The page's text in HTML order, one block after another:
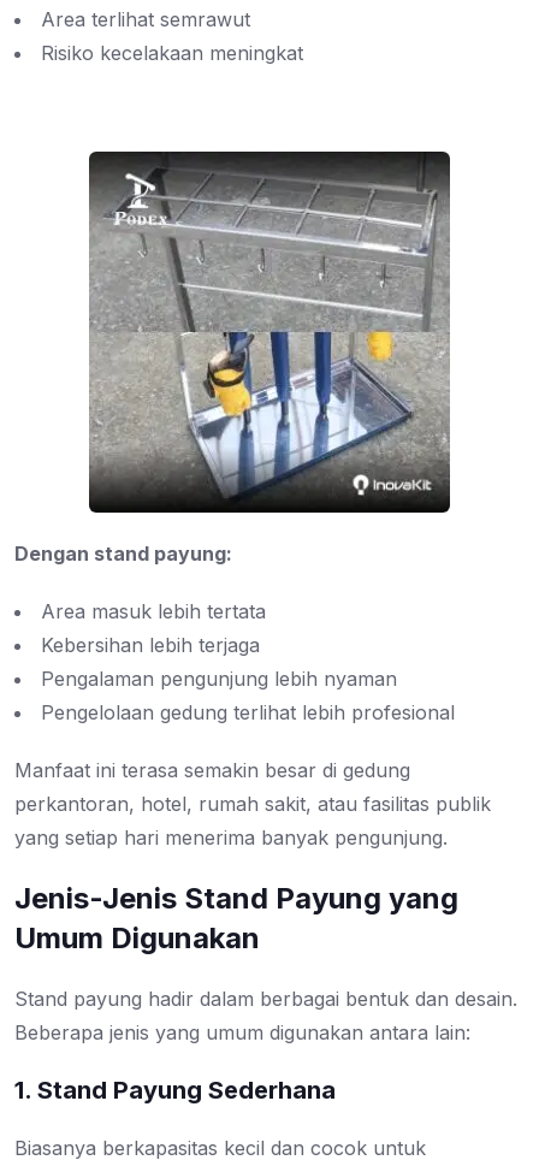
Area terlihat semrawut
Risiko kecelakaan meningkat
Dengan stand payung:
Area masuk lebih tertata
Kebersihan lebih terjaga
Pengalaman pengunjung lebih nyaman
Pengelolaan gedung terlihat lebih profesional
Manfaat ini terasa semakin besar di gedung
perkantoran, hotel, rumah sakit, atau fasilitas publik
yang setiap hari menerima banyak pengunjung.
Jenis-Jenis Stand Payung yang
Umum Digunakan
Stand payung hadir dalam berbagai bentuk dan desain.
Beberapa jenis yang umum digunakan antara lain:
1. Stand Payung Sederhana
Biasanya berkapasitas kecil dan cocok untuk